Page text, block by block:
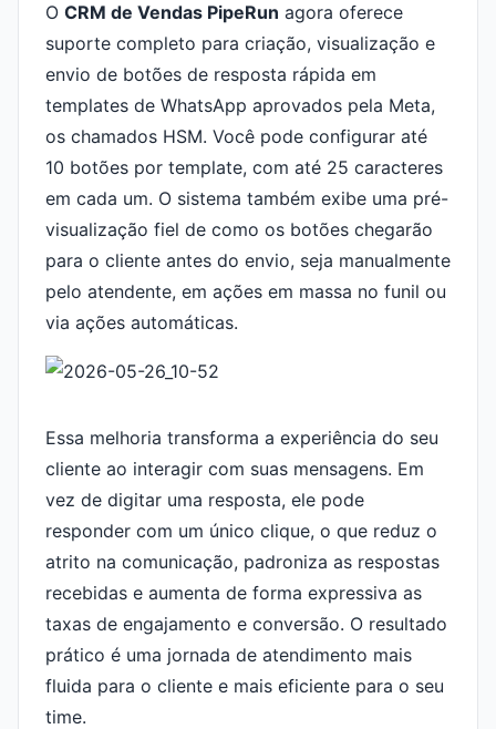
O CRM de Vendas PipeRun agora oferece
suporte completo para criação, visualização e
envio de botões de resposta rápida em
templates de WhatsApp aprovados pela Meta,
os chamados HSM. Você pode configurar até
10 botões por template, com até 25 caracteres
em cada um. O sistema também exibe uma pré-
visualização fiel de como os botões chegarão
para o cliente antes do envio, seja manualmente
pelo atendente, em ações em massa no funil ou
via ações automáticas.
Essa melhoria transforma a experiência do seu
cliente ao interagir com suas mensagens. Em
vez de digitar uma resposta, ele pode
responder com um único clique, o que reduz o
atrito na comunicação, padroniza as respostas
recebidas e aumenta de forma expressiva as
taxas de engajamento e conversão. O resultado
prático é uma jornada de atendimento mais
fluida para o cliente e mais eficiente para o seu
time.